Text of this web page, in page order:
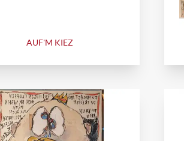
AUF'M KIEZ